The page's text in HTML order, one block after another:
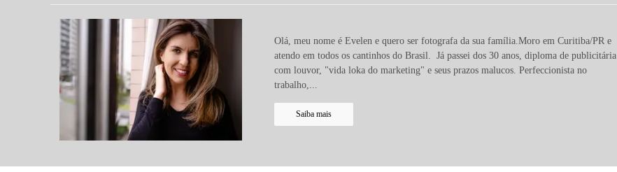
Olá, meu nome é Evelen e quero ser fotografa da sua família.Moro em Curitiba/PR e
atendo em todos os cantinhos do Brasil. Já passei dos 30 anos, diploma de publicitária
com louvor, "vida loka do marketing" e seus prazos malucos. Perfeccionista no
trabalho,...
Saiba mais